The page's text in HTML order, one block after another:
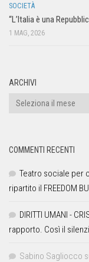
SOCIETÀ
“L’Italia è una
1 MAG, 2026
ARCHIVI
COMMENTI RECENTI
Teatro sociale per
ripartito il FREEDOM
DIRITTI UMANI -
rapporto. Così il
Sabino Sagliocco